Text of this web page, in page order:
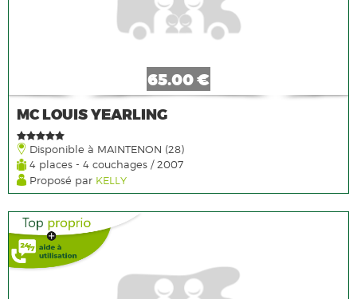
65.00 €
MC LOUIS YEARLING
Disponible à MAINTENON (28)
4 places - 4 couchages / 2007
Proposé par KELLY